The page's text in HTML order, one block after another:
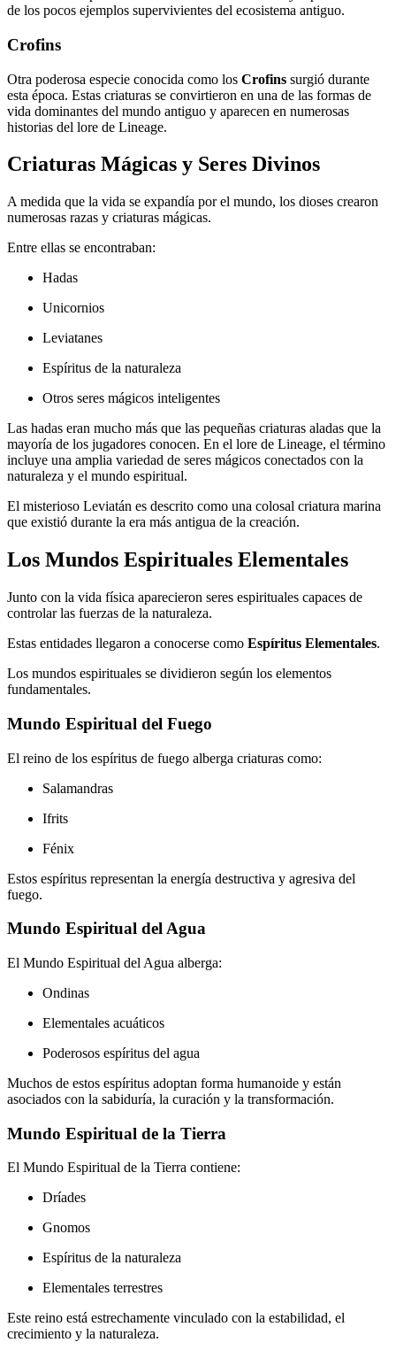
de los pocos ejemplos supervivientes del ecosistema antiguo.
Crofins
Otra poderosa especie conocida como los Crofins surgió durante
esta época. Estas criaturas se convirtieron en una de las formas de
vida dominantes del mundo antiguo y aparecen en numerosas
historias del lore de Lineage.
Criaturas Mágicas y Seres Divinos
A medida que la vida se expandía por el mundo, los dioses crearon
numerosas razas y criaturas mágicas.
Entre ellas se encontraban:
Hadas
Unicornios
Leviatanes
Espíritus de la naturaleza
Otros seres mágicos inteligentes
Las hadas eran mucho más que las pequeñas criaturas aladas que la
mayoría de los jugadores conocen. En el lore de Lineage, el término
incluye una amplia variedad de seres mágicos conectados con la
naturaleza y el mundo espiritual.
El misterioso Leviatán es descrito como una colosal criatura marina
que existió durante la era más antigua de la creación.
Los Mundos Espirituales Elementales
Junto con la vida física aparecieron seres espirituales capaces de
controlar las fuerzas de la naturaleza.
Estas entidades llegaron a conocerse como Espíritus Elementales.
Los mundos espirituales se dividieron según los elementos
fundamentales.
Mundo Espiritual del Fuego
El reino de los espíritus de fuego alberga criaturas como:
Salamandras
Ifrits
Fénix
Estos espíritus representan la energía destructiva y agresiva del
fuego.
Mundo Espiritual del Agua
El Mundo Espiritual del Agua alberga:
Ondinas
Elementales acuáticos
Poderosos espíritus del agua
Muchos de estos espíritus adoptan forma humanoide y están
asociados con la sabiduría, la curación y la transformación.
Mundo Espiritual de la Tierra
El Mundo Espiritual de la Tierra contiene:
Dríades
Gnomos
Espíritus de la naturaleza
Elementales terrestres
Este reino está estrechamente vinculado con la estabilidad, el
crecimiento y la naturaleza.